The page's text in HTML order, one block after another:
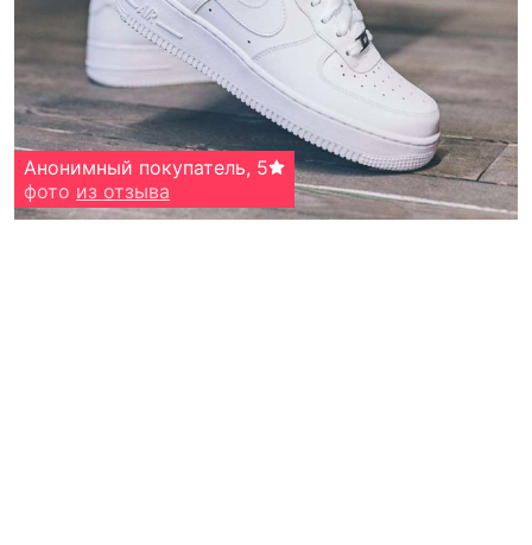
Анонимный покупатель, 5
фото из отзыва